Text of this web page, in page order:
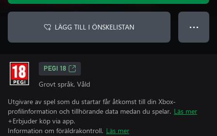
LÄGG TILL I ÖNSKELISTAN ● ● ●
PEGI 18
Grovt språk, Våld
Utgivare av spel som du startar får åtkomst till din Xbox-
profilinformation och tillhörande data medan du spelar. Läs mer
+Erbjuder köp via app.
Information om föräldrakontroll. Läs mer